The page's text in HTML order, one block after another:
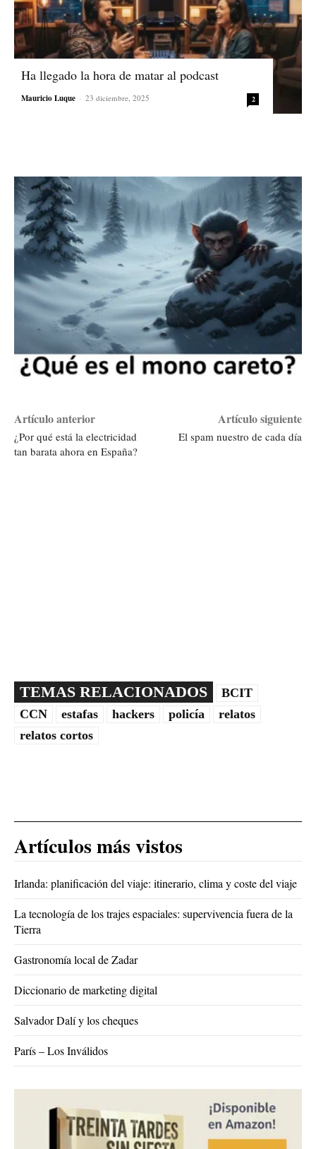
Ha llegado la hora de matar al podcast
Mauricio Luque - 23 diciembre, 2025 2
Artículo anterior
¿Por qué está la electricidad
tan barata ahora en España?
Artículo siguiente
El spam nuestro de cada día
TEMAS RELACIONADOS
BCIT
CCN
estafas hackers policía
relatos
relatos cortos
Artículos más vistos
Irlanda: planificación del viaje: itinerario, clima y coste del viaje
La tecnología de los trajes espaciales: supervivencia fuera de la
Tierra
Gastronomía local de Zadar
Diccionario de marketing digital
Salvador Dalí y los cheques
París – Los Inválidos